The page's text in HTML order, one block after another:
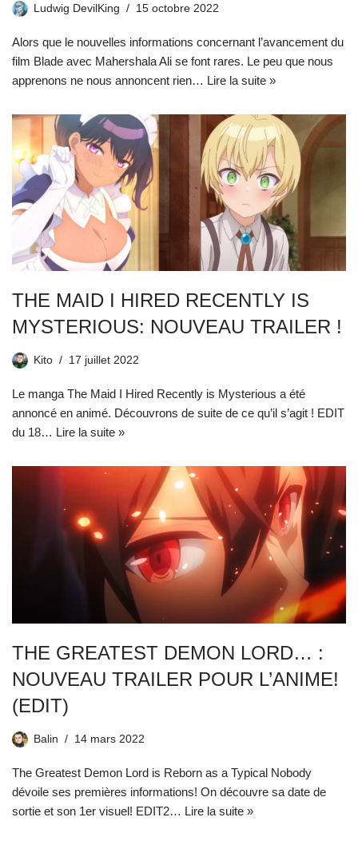
Ludwig DevilKing 15 octobre 2022
Alors que le nouvelles informations concernant l’avancement du
film Blade avec Mahershala Ali se font rares. Le peu que nous
apprenons ne nous annoncent rien… Lire la suite »
THE MAID I HIRED RECENTLY IS
MYSTERIOUS: NOUVEAU TRAILER !
Kito 17 juillet 2022
Le manga The Maid I Hired Recently is Mysterious a été
annoncé en animé. Découvrons de suite de ce qu’il s’agit ! EDIT
du 18… Lire la suite »
THE GREATEST DEMON LORD… :
NOUVEAU TRAILER POUR L’ANIME!
(EDIT)
Balin 14 mars 2022
The Greatest Demon Lord is Reborn as a Typical Nobody
dévoile ses premières informations! On découvre sa date de
sortie et son 1er visuel! EDIT2… Lire la suite »